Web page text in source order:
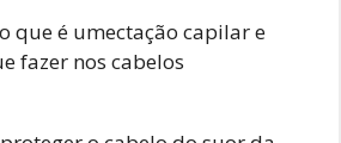
que é umectação capilar e
fazer nos cabelos